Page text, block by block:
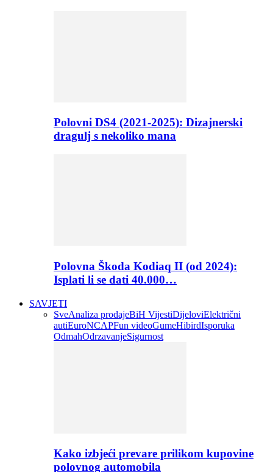
Polovni DS4 (2021-2025): Dizajnerski
dragulj s nekoliko mana
Polovna Škoda Kodiaq II (od 2024):
Isplati li se dati 40.000…
SAVJETI
SveAnaliza prodajeBiH VijestiDijeloviElektrični
autiEuroNCAPFun videoGumeHibirdIsporuka
OdmahOdrzavanjeSigurnost
Kako izbjeći prevare prilikom kupovine
polovnog automobila